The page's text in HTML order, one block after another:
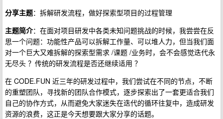
分享主题：拆解研发流程，做好探索型项目的过程管理
主题简介：在面对项目研发中各类未知问题挑战的时候，我尝尝在反
思一个问题：功能性产品可以拆解工作量、可以堆人力，但当我们面
对一个巨大又难拆解的探索型需求 /课题 /业务时，会不会感觉迭代永
无尽头 ？传统的研发流程是否还继续适用 ？
在 CODE.FUN 近三年的研发过程中，我们尝试在不同的节点，不断
的重塑团队，寻找新的团队合作模式，逐步探索出了一套更适合我们
自己的协作方式，从而避免大家迷失在迭代的循环往复中，造成研发
资源的浪费，这正是今天想要跟大家分享的话题。